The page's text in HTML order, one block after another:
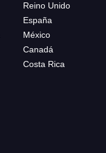
Reino Unido
España
México
Canadá
Costa Rica